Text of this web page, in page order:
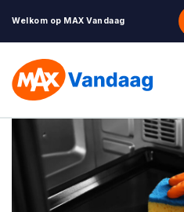
Welkom op MAX Vandaag